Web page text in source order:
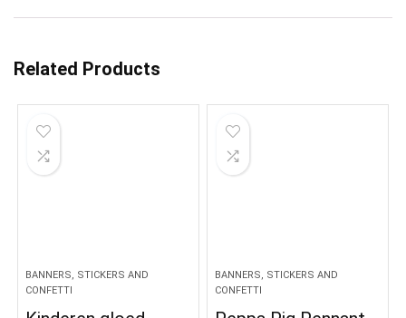
Related Products
BANNERS, STICKERS AND
CONFETTI
BANNERS, STICKERS AND
CONFETTI